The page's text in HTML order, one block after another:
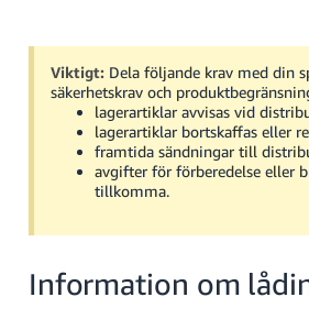
Swedish
Logga
Registrera
Viktigt: Dela följande krav med din
säkerhetskrav och
lagerartiklar avvisas vid
lagerartiklar bortskaffas eller
framtida sändningar till
avgifter för förberedelse eller
tillkomma.
Information om